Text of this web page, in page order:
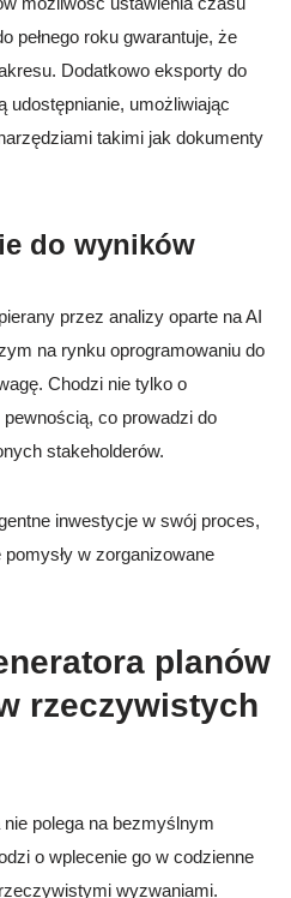
pełnego roku gwarantuje, że
Dodatkowo eksporty do
udostępnianie, umożliwiając
takimi jak dokumenty
do wyników
przez analizy oparte na AI
na rynku oprogramowaniu do
Chodzi nie tylko o
co prowadzi do
stakeholderów.
inwestycje w swój proces,
w zorganizowane
planów
rzeczywistych
polega na bezmyślnym
o wplecenie go w codzienne
wyzwaniami.